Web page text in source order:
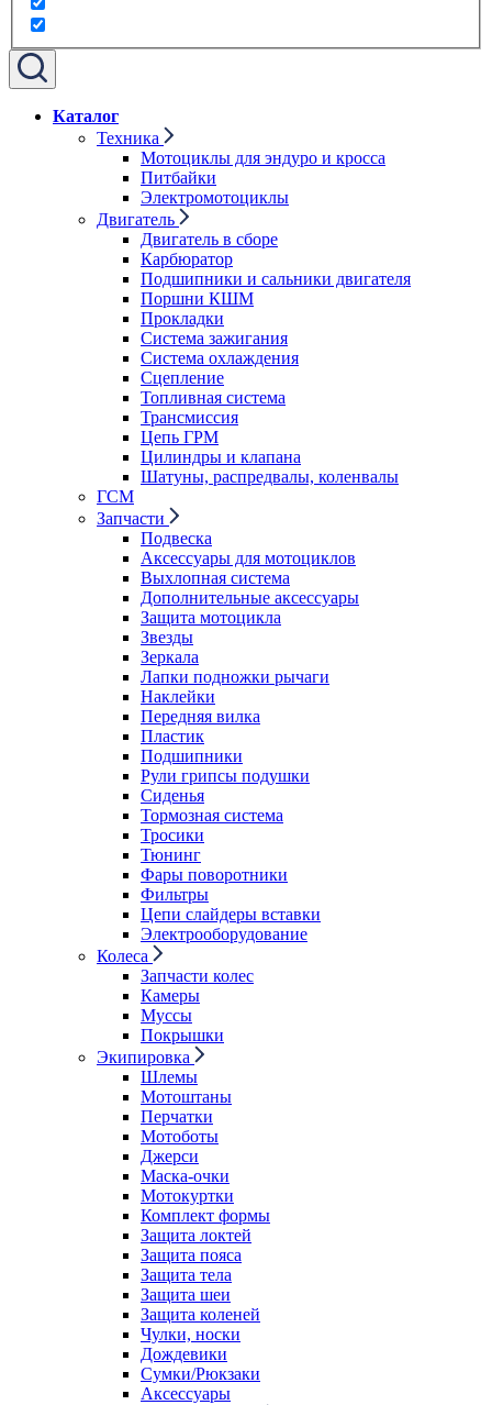
Каталог
Техника
Мотоциклы для эндуро и кросса
Питбайки
Электромотоциклы
Двигатель
Двигатель в сборе
Карбюратор
Подшипники и сальники двигателя
Поршни КШМ
Прокладки
Система зажигания
Система охлаждения
Сцепление
Топливная система
Трансмиссия
Цепь ГРМ
Цилиндры и клапана
Шатуны, распредвалы, коленвалы
ГСМ
Запчасти
Подвеска
Аксессуары для мотоциклов
Выхлопная система
Дополнительные аксессуары
Защита мотоцикла
Звезды
Зеркала
Лапки подножки рычаги
Наклейки
Передняя вилка
Пластик
Подшипники
Рули грипсы подушки
Сиденья
Тормозная система
Тросики
Тюнинг
Фары поворотники
Фильтры
Цепи слайдеры вставки
Электрооборудование
Колеса
Запчасти колес
Камеры
Муссы
Покрышки
Экипировка
Шлемы
Мотоштаны
Перчатки
Мотоботы
Джерси
Маска-очки
Мотокуртки
Комплект формы
Защита локтей
Защита пояса
Защита тела
Защита шеи
Защита коленей
Чулки, носки
Дождевики
Сумки/Рюкзаки
Аксессуары